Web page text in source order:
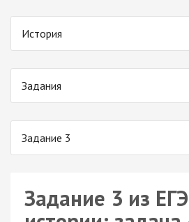
История
Задания
Задание 3
Задание 3 из